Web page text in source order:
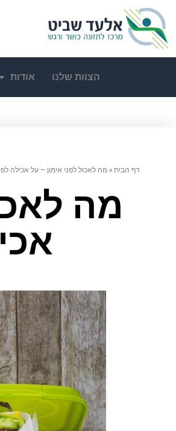
הצוות שלנו אודות
דף הבית»מה לאכול לפני אימון – על אכילה
מה